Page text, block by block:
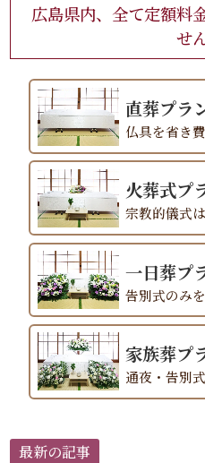
広島県内、全て定額料
せ
直葬プラ
仏具を省き
火葬式プ
宗教的儀式
一日葬プ
告別式のみ
家族葬プ
通夜・告別
最新の記事